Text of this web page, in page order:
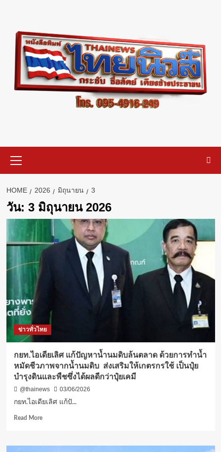
content
Menu
HOME 2026 มิถุนายน 3
วัน: 3 มิถุนายน 2026
ข่าวทั่วไทย
กยท.ไอเดียเลิศ แก้ปัญหาน้ำนมดิบล้นตลาด ด้วยการทำน้ำ
หมัดชีวภาพจากน้ำนมดิบ ส่งเสริมให้เกตรกรใช้ เป็นปุ๋ย
บำรุงดินและพืชซึ่งได้ผลดีกว่าปุ๋ยเคมี
@thainews
03/06/2026
กยท.ไอเดียเลิศ แก้ปั...
Read MoreRead
กยท.ไอ